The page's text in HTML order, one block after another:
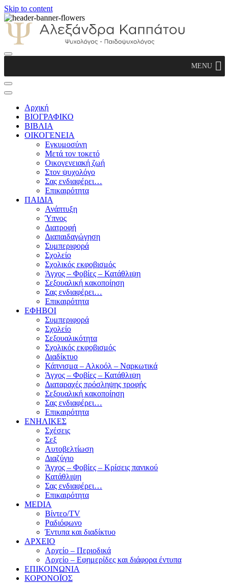
Skip to content
Παιδοψυχολόγος
MENU
Αρχική
ΒΙΟΓΡΑΦΙΚΟ
ΒΙΒΛΙΑ
ΟΙΚΟΓΕΝΕΙΑ
Εγκυμοσύνη
Μετά τον τοκετό
Οικογενειακή ζωή
Στον ψυχολόγο
Σας ενδιαφέρει…
Επικαιρότητα
ΠΑΙΔΙΑ
Ανάπτυξη
Ύπνος
Διατροφή
Διαπαιδαγώγηση
Συμπεριφορά
Σχολείο
Σχολικός εκφοβισμός
Άγχος – Φοβίες – Κατάθλιψη
Σεξουαλική κακοποίηση
Σας ενδιαφέρει…
Επικαιρότητα
ΕΦΗΒΟΙ
Συμπεριφορά
Σχολείο
Σεξουαλικότητα
Σχολικός εκφοβισμός
Διαδίκτυο
Κάπνισμα – Αλκοόλ – Ναρκωτικά
Άγχος – Φοβίες – Κατάθλιψη
Διαταραχές πρόσληψης τροφής
Σεξουαλική κακοποίηση
Σας ενδιαφέρει…
Επικαιρότητα
ΕΝΗΛΙΚΕΣ
Σχέσεις
Σεξ
Αυτοβελτίωση
Διαζύγιο
Άγχος – Φοβίες – Κρίσεις πανικού
Κατάθλιψη
Σας ενδιαφέρει…
Επικαιρότητα
MEDIA
Βίντεο/TV
Ραδιόφωνο
Έντυπα και διαδίκτυο
ΑΡΧΕΙΟ
Αρχείο – Περιοδικά
Αρχείο – Εφημερίδες και διάφορα έντυπα
ΕΠΙΚΟΙΝΩΝΙΑ
ΚΟΡΟΝΟΪΟΣ